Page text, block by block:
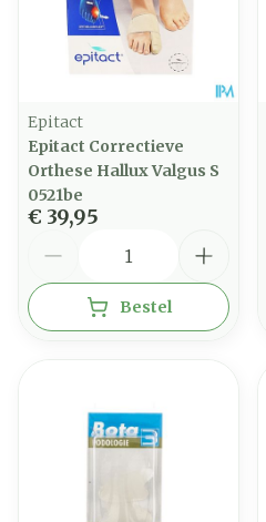
Epitact
Epitact Correctieve
Orthese Hallux Valgus S
0521be
€ 39,95
Bestel